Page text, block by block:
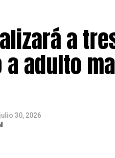
a
adulto
julio 30, 2026